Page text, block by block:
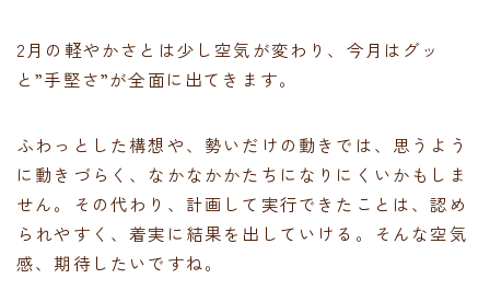
2月の軽やかさとは少し空気が変わり、今月はグッ
と”手堅さ”が全面に出てきます。
ふわっとした構想や、勢いだけの動きでは、思うよう
に動きづらく、なかなかかたちになりにくいかもしま
せん。その代わり、計画して実行できたことは、認め
られやすく、着実に結果を出していける。そんな空気
感、期待したいですね。